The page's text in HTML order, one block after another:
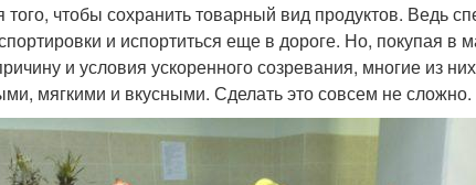
чтобы сохранить товарный вид продуктов. Ведь
и испортиться еще в дороге. Но, покупая в
и условия ускоренного созревания, многие из
мягкими и вкусными. Сделать это совсем не